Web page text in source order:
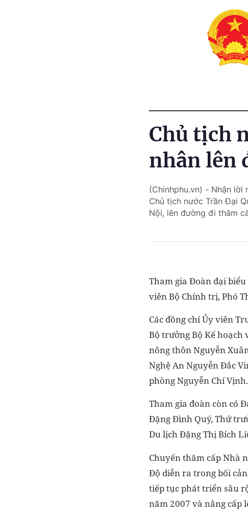
Chủ tịch
nhân lên
(Chinhphu.vn) - Nhận lời
Chủ tịch nước Trần Đại
Nội, lên đường đi thăm
Tham gia Đoàn đại
viên Bộ Chính trị, Phó
Các đồng chí Ủy viên
Bộ trưởng Bộ Kế hoạch
nông thôn Nguyễn
Nghệ An Nguyễn Đắc
phòng Nguyễn Chí Vịnh.
Tham gia đoàn còn có
Đặng Đình Quý, Thứ
Du lịch Đặng Thị Bích
Chuyến thăm cấp Nhà
Độ diễn ra trong bối
tiếp tục phát triển sâu
năm 2007 và nâng cấp